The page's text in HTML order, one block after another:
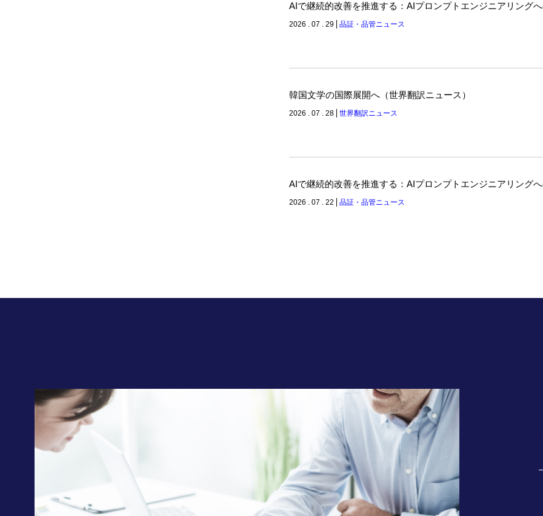
AIで継続的改善を推進する：AIプロンプトエンジニアリング
2026 . 07 . 29 品証・品管ニュース
韓国文学の国際展開へ（世界翻訳ニュース）
2026 . 07 . 28 世界翻訳ニュース
AIで継続的改善を推進する：AIプロンプトエンジニアリング
2026 . 07 . 22 品証・品管ニュース